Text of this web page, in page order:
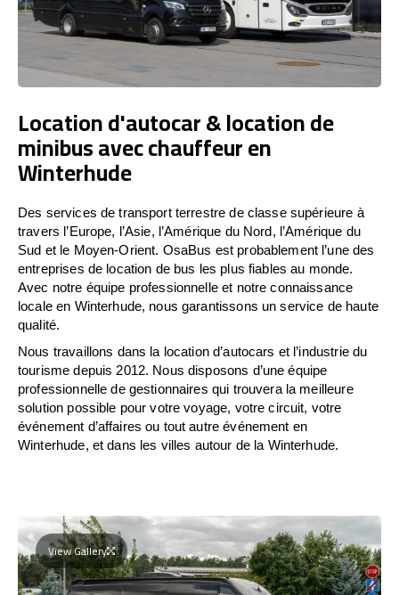
Location d'autocar & location de
minibus avec chauffeur en
Winterhude
Des services de transport terrestre de classe supérieure à
travers l’Europe, l’Asie, l’Amérique du Nord, l’Amérique du
Sud et le Moyen-Orient. OsaBus est probablement l’une des
entreprises de location de bus les plus fiables au monde.
Avec notre équipe professionnelle et notre connaissance
locale en Winterhude, nous garantissons un service de haute
qualité.
Nous travaillons dans la location d’autocars et l’industrie du
tourisme depuis 2012. Nous disposons d’une équipe
professionnelle de gestionnaires qui trouvera la meilleure
solution possible pour votre voyage, votre circuit, votre
événement d’affaires ou tout autre événement en
Winterhude, et dans les villes autour de la Winterhude.
View Gallery